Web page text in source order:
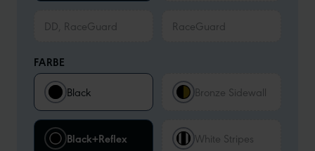
DD, RaceGuard RaceGuard
FARBE
Black Bronze Sidewall
Black+Reflex White Stripes